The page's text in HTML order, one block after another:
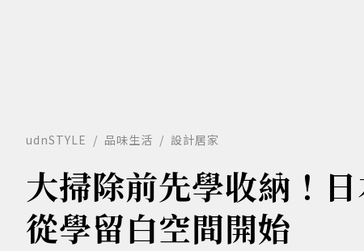
udnSTYLE 品味生活 設計居家
大掃除前先學收納！
從學留白空間開始